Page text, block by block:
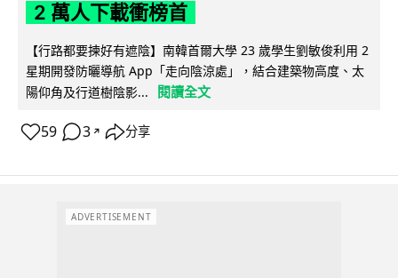
2 萬人下載衝榜首
【行路都要揀好有遮陰】南韓首爾大學 23 歲學生劉敏俊利用 2
星期開發防曬導航 App「走向陰涼處」，結合建築物高度、太
陽仰角及行道樹陰影...
閱讀全文
59 3 ↗ 分享
ADVERTISEMENT